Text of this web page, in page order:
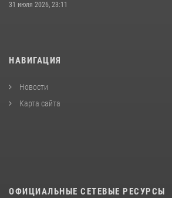
31 июля 2026, 23:11
НАВИГАЦИЯ
Новости
Карта сайта
ОФИЦИАЛЬНЫЕ СЕТЕВЫЕ РЕСУРСЫ